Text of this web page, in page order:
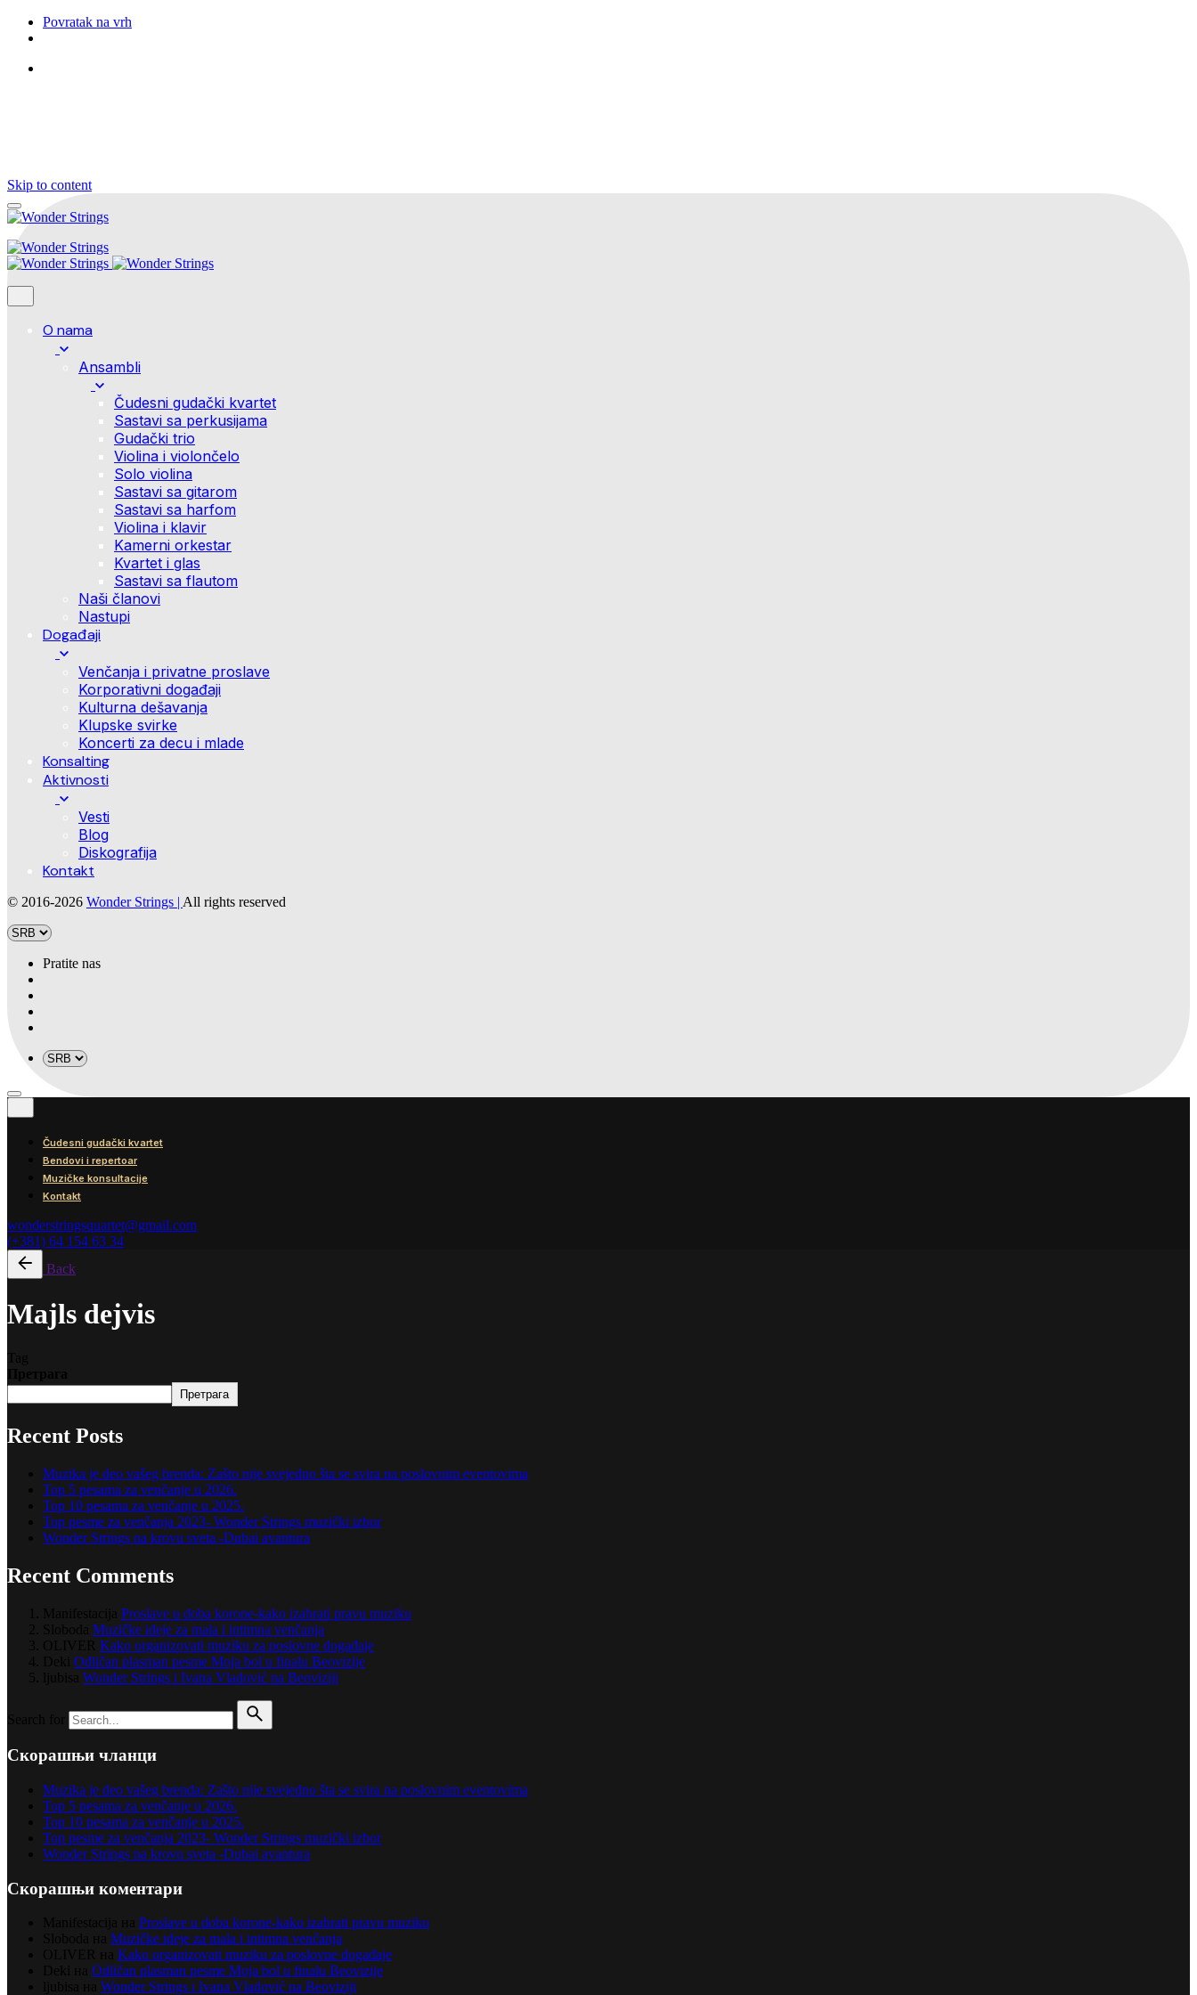
Povratak na vrh
Skip to content
O nama
Ansambli
Čudesni gudački kvartet
Sastavi sa perkusijama
Gudački trio
Violina i violončelo
Solo violina
Sastavi sa gitarom
Sastavi sa harfom
Violina i klavir
Kamerni orkestar
Kvartet i glas
Sastavi sa flautom
Naši članovi
Nastupi
Događaji
Venčanja i privatne proslave
Korporativni događaji
Kulturna dešavanja
Klupske svirke
Koncerti za decu i mlade
Konsalting
Aktivnosti
Vesti
Blog
Diskografija
Kontakt
© 2016-2026 Wonder Strings | All rights reserved
Pratite nas
Čudesni gudački kvartet
Bendovi i repertoar
Muzičke konsultacije
Kontakt
wonderstringsquartet@gmail.com
(+381) 64 154 63 34
Back
Majls dejvis
Претрага
Recent Posts
Muzika je deo vašeg brenda: Zašto nije svejedno šta se svira na poslovnim eventovima
Top 5 pesama za venčanje u 2026.
Top 10 pesama za venčanje u 2025.
Top pesme za venčanja 2023- Wonder Strings muzički izbor
Wonder Strings na krovu sveta -Dubai avantura
Recent Comments
Proslave u doba korone-kako izabrati pravu muziku
Muzičke ideje za mala i intimna venčanja
Kako organizovati muziku za poslovne događaje
Odličan plasman pesme Moja bol u finalu Beovizije
Wonder Strings i Ivana Vladović na Beoviziji
Скорашњи чланци
Muzika je deo vašeg brenda: Zašto nije svejedno šta se svira na poslovnim eventovima
Top 5 pesama za venčanje u 2026.
Top 10 pesama za venčanje u 2025.
Top pesme za venčanja 2023- Wonder Strings muzički izbor
Wonder Strings na krovu sveta -Dubai avantura
Скорашњи коментари
Proslave u doba korone-kako izabrati pravu muziku
Muzičke ideje za mala i intimna venčanja
Kako organizovati muziku za poslovne događaje
Odličan plasman pesme Moja bol u finalu Beovizije
Wonder Strings i Ivana Vladović na Beoviziji